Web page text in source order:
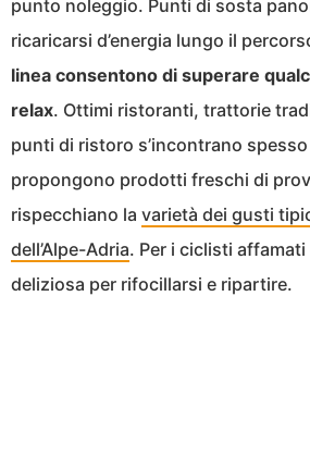
punto noleggio. Punti di sosta
ricaricarsi d’energia lungo il
linea consentono di superare
relax. Ottimi ristoranti, trattorie
punti di ristoro s’incontrano
propongono prodotti freschi di
rispecchiano la varietà dei gusti
dell’Alpe-Adria. Per i ciclisti affamati
deliziosa per rifocillarsi e ripartire.